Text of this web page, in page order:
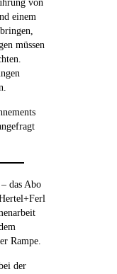
von
einem
müssen
das Abo
Rampe.
der